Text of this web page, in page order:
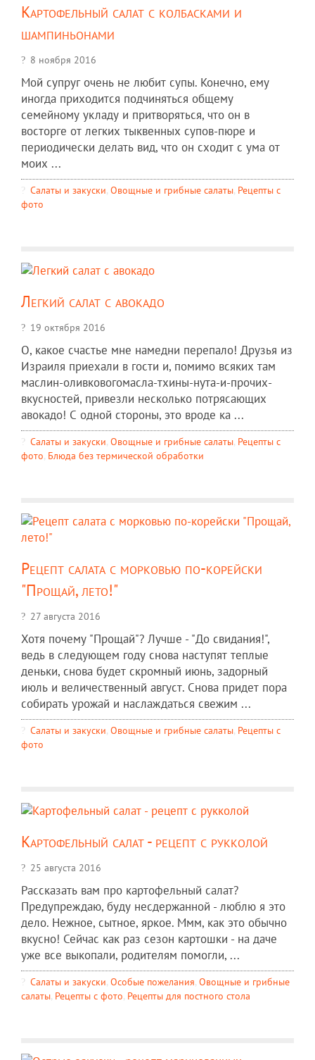
Картофельный салат с колбасками и
шампиньонами
8 ноября 2016
Мой супруг очень не любит супы. Конечно, ему
иногда приходится подчиняться общему
семейному укладу и притворяться, что он в
восторге от легких тыквенных супов-пюре и
периодически делать вид, что он сходит с ума от
моих ...
Салаты и закуски, Овощные и грибные салаты, Рецепты c
фото
Легкий салат с авокадо
19 октября 2016
О, какое счастье мне намедни перепало! Друзья из
Израиля приехали в гости и, помимо всяких там
маслин-оливковогомасла-тхины-нута-и-прочих-
вкусностей, привезли несколько потрясающих
авокадо! С одной стороны, это вроде ка ...
Салаты и закуски, Овощные и грибные салаты, Рецепты c
фото, Блюда без термической обработки
Рецепт салата с морковью по-корейски
"Прощай, лето!"
27 августа 2016
Хотя почему "Прощай"? Лучше - "До свидания!",
ведь в следующем году снова наступят теплые
деньки, снова будет скромный июнь, задорный
июль и величественный август. Снова придет пора
собирать урожай и наслаждаться свежим ...
Салаты и закуски, Овощные и грибные салаты, Рецепты c
фото
Картофельный салат - рецепт с рукколой
25 августа 2016
Рассказать вам про картофельный салат?
Предупреждаю, буду несдержанной - люблю я это
дело. Нежное, сытное, яркое. Ммм, как это обычно
вкусно! Сейчас как раз сезон картошки - на даче
уже все выкопали, родителям помогли, ...
Салаты и закуски, Особые пожелания, Овощные и грибные
салаты, Рецепты c фото, Рецепты для постного стола